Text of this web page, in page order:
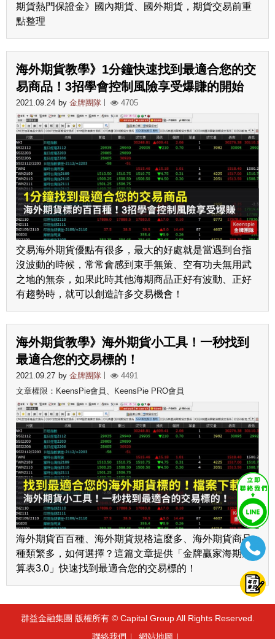
期貨熱門保證金》國內期貨、國外期貨，期貨交易前重
點整理
海外期貨教學》1分鐘快速找到最適合您的交
易商品！3招學會控制風險享受爆賺的開始
2021.09.24 by 金牌團隊 4705
交易海外期貨優點有很多，最大的好處就是當遇到台指
沒波動的時候，常常會感到束手無策、空有功夫無用武
之地的無奈，如果此時其他海期商品正好有波動、正好
有趨勢時，就可以創造許多交易機會！
海外期貨教學》海外期貨小工具！一秒找到
最適合您的交易標的！
2021.09.27 by 金牌團隊
4491
文章權限：KeensPie會員、KeensPie PRO會員
海外期貨百百種、海外期貨規格這麼多、海外期貨商品
種類繁多，如何選擇？這篇文章提供「金牌贏家海期速
算表3.0」快速找到最適合您的交易標的！
群益金融集團 版權所有 © Capital Group All Rights Reserved.
聯絡我們
網站地圖